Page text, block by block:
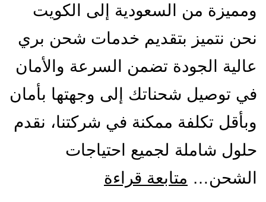
ومميزة من السعودية إلى الكويت
نحن نتميز بتقديم خدمات شحن بري
عالية الجودة تضمن السرعة والأمان
في توصيل شحناتك إلى وجهتها بأمان
وبأقل تكلفة ممكنة في شركتنا، نقدم
حلول شاملة لجميع احتياجات
الشحن… متابعة قراءة